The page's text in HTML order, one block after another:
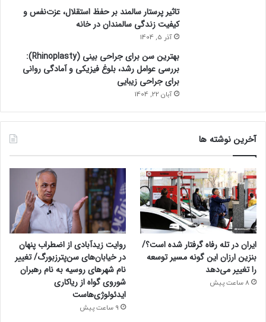
موجود را نیز بهبود دهد.
مکمل‌ ها و اثر گذاری بلند مدت
یکی از نکات کلیدی در مصرف مکمل‌ها این است که اثرات آن‌ها
منظم برای مشاهده نتایج واقعی لازم است. همچنین مکمل‌ها باید
همراه با:
رژیم غذایی متعادل و سرشار از پروتئین
خواب کافی و مدیریت هورمون‌ها
مصرف شوند تا بهترین نتیجه حاصل شود.
نقش مکمل‌ ها در تقویت فولیکول‌ ها
فولیکول مو ساختاری زنده و فعال است که برای رشد سالم مو نیاز
به مواد مغذی دارد. مکمل‌های تخصصی با تأمین ویتامین‌ها، مواد
تاثیر پرستار سالمند بر حفظ استقلال، عزت‌نفس و
کیفیت زندگی سالمندان در خانه
آذر 5, 1404
بهترین سن برای جراحی بینی (Rhinoplasty):
بررسی عوامل رشد، بلوغ فیزیکی و آمادگی روانی
برای جراحی زیبایی
آبان 22, 1404
آخرین نوشته ها
ایران در تله رفاه گرفتار شده است؟/
بنزین ارزان این گونه مسیر توسعه
را تغییر می‌دهد
8 ساعت پیش
روایت زیدآبادی از اضطراب پنهان
در خیابان‌های سن‌پترزبورگ/ تغییر
نام شهرهای روسیه به نام رهبران
شوروی گواه از ریاکاری
ایدئولوژی‌هاست
9 ساعت پیش